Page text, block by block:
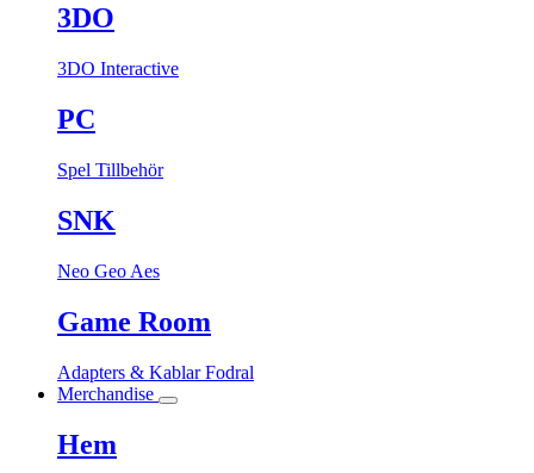
3DO
3DO Interactive
PC
Spel Tillbehör
SNK
Neo Geo Aes
Game Room
Adapters & KablarFodral
Merchandise
Hem